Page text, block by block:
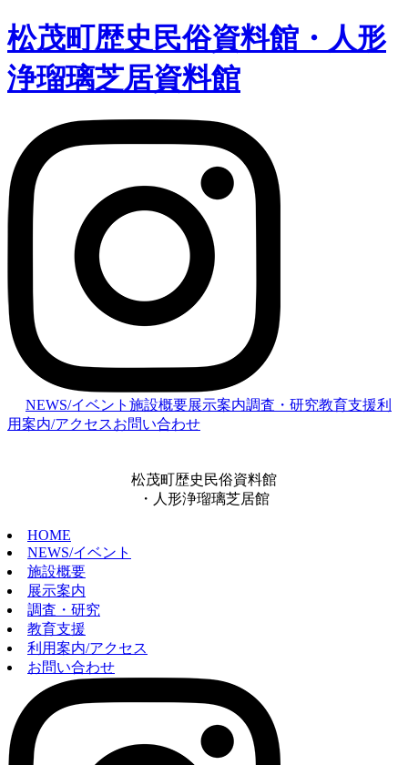
松茂町歴史民俗資料館・人形
浄瑠璃芝居資料館
NEWS/イベント 施設概要展示案内調査・研究教育支援利
用案内/アクセスお問い合わせ
松茂町歴史民俗資料館
・人形浄瑠璃芝居館
HOME
NEWS/イベント
施設概要
展示案内
調査・研究
教育支援
利用案内/アクセス
お問い合わせ